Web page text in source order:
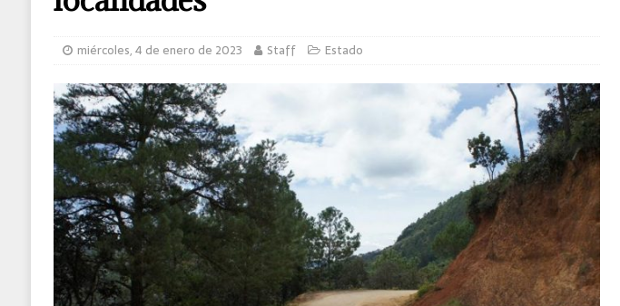
MUNDO
miércoles, 4 de enero de 2023 Staff Estado